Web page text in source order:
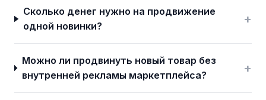
Сколько денег нужно на продвижение
одной новинки?
+
Можно ли продвинуть новый товар без
внутренней рекламы маркетплейса?
+